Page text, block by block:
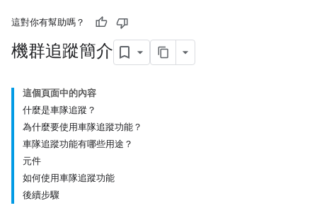
這對你有幫助嗎？
機群追蹤簡介
這個頁面中的內容
什麼是車隊追蹤？
為什麼要使用車隊追蹤功能？
車隊追蹤功能有哪些用途？
元件
如何使用車隊追蹤功能
後續步驟